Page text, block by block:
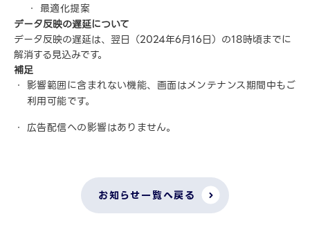
最適化提案
データ反映の遅延について
データ反映の遅延は、翌日（2024年6月16日）の18時頃までに
解消する見込みです。
補足
影響範囲に含まれない機能、画面はメンテナンス期間中もご
利用可能です。
広告配信への影響はありません。
お知らせ一覧へ戻る